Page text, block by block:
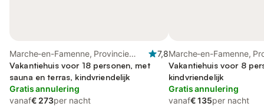
Marche-en-Famenne, Provincie
Luxemburg
7,8
Vakantiehuis voor 18 personen, met
sauna en terras, kindvriendelijk
Gratis annulering
vanaf€ 273per nacht
Marche-en-Famenne,
Luxemburg
Vakantiehuis voor 8
kindvriendelijk
Gratis annulering
vanaf€ 135per nacht